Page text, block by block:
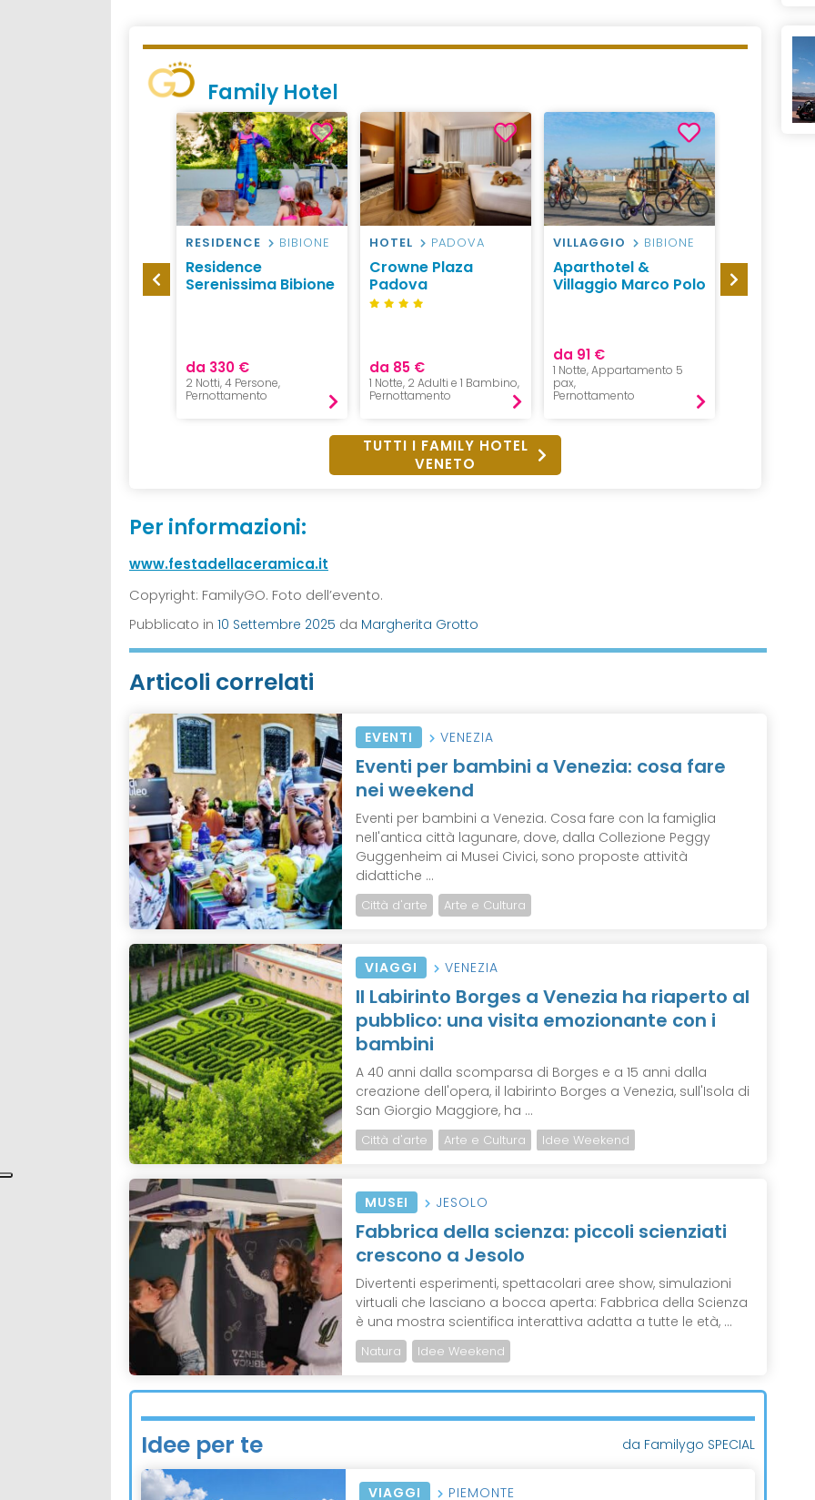
Family Hotel
Best Western Hotel
RESIDENCE BIBIONE
Residence
Serenissima Bibione
da 330 €
2 Notti, 4 Persone,
Pernottamento
HOTEL PADOVA
Crowne Plaza
Padova
da 85 €
1 Notte, 2 Adulti e 1 Bambino,
Pernottamento
VILLAGGIO BIBIONE
Aparthotel &
Villaggio Marco Polo
da 91 €
1 Notte, Appartamento 5
pax,
Pernottamento
DI GARDA
Camping
Verde,
TUTTI I FAMILY HOTEL
VENETO
Per informazioni:
www.festadellaceramica.it
Copyright: FamilyGO. Foto dell’evento.
Pubblicato in 10 Settembre 2025 da Margherita Grotto
Articoli correlati
EVENTI VENEZIA
Eventi per bambini a Venezia: cosa fare
nei weekend
Eventi per bambini a Venezia. Cosa fare con la famiglia
nell'antica città lagunare, dove, dalla Collezione Peggy
Guggenheim ai Musei Civici, sono proposte attività
didattiche ...
Città d'arte Arte e Cultura
VIAGGI VENEZIA
Il Labirinto Borges a Venezia ha riaperto al
pubblico: una visita emozionante con i
bambini
A 40 anni dalla scomparsa di Borges e a 15 anni dalla
creazione dell'opera, il labirinto Borges a Venezia, sull'Isola di
San Giorgio Maggiore, ha ...
Città d'arte Arte e Cultura Idee Weekend
MUSEI JESOLO
Fabbrica della scienza: piccoli scienziati
crescono a Jesolo
Divertenti esperimenti, spettacolari aree show, simulazioni
virtuali che lasciano a bocca aperta: Fabbrica della Scienza
è una mostra scientifica interattiva adatta a tutte le età, ...
Natura Idee Weekend
Idee per te da Familygo SPECIAL
VIAGGI PIEMONTE